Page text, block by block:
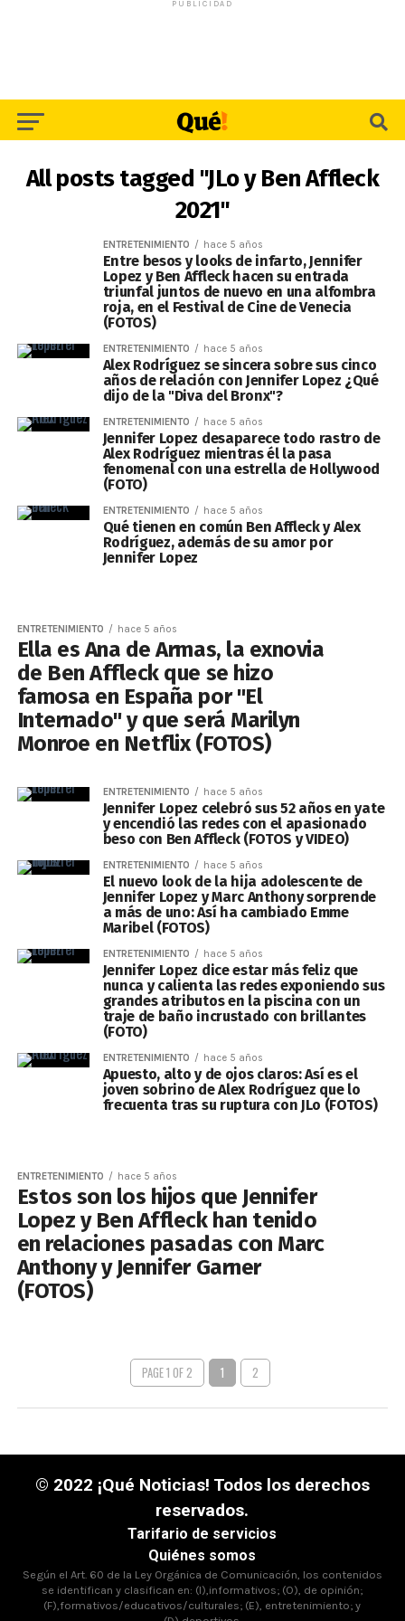
PUBLICIDAD
All posts tagged "JLo y Ben Affleck
2021"
ENTRETENIMIENTO hace 5 años
Entre besos y looks de infarto, Jennifer
Lopez y Ben Affleck hacen su entrada
triunfal juntos de nuevo en una alfombra
roja, en el Festival de Cine de Venecia
(FOTOS)
ENTRETENIMIENTO hace 5 años
Alex Rodríguez se sincera sobre sus cinco
años de relación con Jennifer Lopez ¿Qué
dijo de la "Diva del Bronx"?
ENTRETENIMIENTO hace 5 años
Jennifer Lopez desaparece todo rastro de
Alex Rodríguez mientras él la pasa
fenomenal con una estrella de Hollywood
(FOTO)
ENTRETENIMIENTO hace 5 años
Qué tienen en común Ben Affleck y Alex
Rodríguez, además de su amor por
Jennifer Lopez
ENTRETENIMIENTO hace 5 años
Ella es Ana de Armas, la exnovia
de Ben Affleck que se hizo
famosa en España por "El
Internado" y que será Marilyn
Monroe en Netflix (FOTOS)
ENTRETENIMIENTO hace 5 años
Jennifer Lopez celebró sus 52 años en yate
y encendió las redes con el apasionado
beso con Ben Affleck (FOTOS y VIDEO)
ENTRETENIMIENTO hace 5 años
El nuevo look de la hija adolescente de
Jennifer Lopez y Marc Anthony sorprende
a más de uno: Así ha cambiado Emme
Maribel (FOTOS)
ENTRETENIMIENTO hace 5 años
Jennifer Lopez dice estar más feliz que
nunca y calienta las redes exponiendo sus
grandes atributos en la piscina con un
traje de baño incrustado con brillantes
(FOTO)
ENTRETENIMIENTO hace 5 años
Apuesto, alto y de ojos claros: Así es el
joven sobrino de Alex Rodríguez que lo
frecuenta tras su ruptura con JLo (FOTOS)
ENTRETENIMIENTO hace 5 años
Estos son los hijos que Jennifer
Lopez y Ben Affleck han tenido
en relaciones pasadas con Marc
Anthony y Jennifer Garner
(FOTOS)
PAGE 1 OF 2 1 2
© 2022 ¡Qué Noticias! Todos los derechos
reservados.
Tarifario de servicios
Quiénes somos
Según el Art. 60 de la Ley Orgánica de Comunicación, los contenidos
se identifican y clasifican en: (I),informativos; (O), de opinión;
(F),formativos/educativos/culturales; (E), entretenimiento; y